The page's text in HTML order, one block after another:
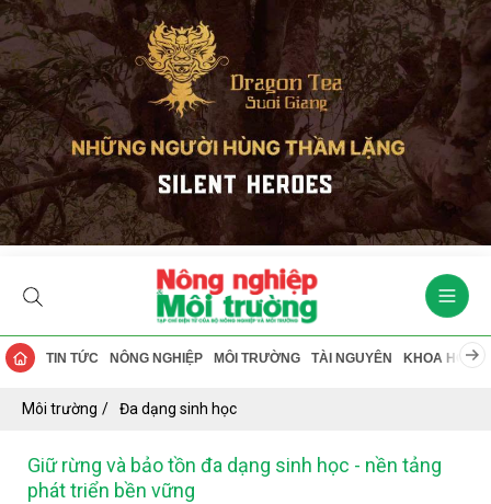
TIN TỨC NÔNG NGHIỆP MÔI TRƯỜNG TÀI NGUYÊN KHOA HỌC
Môi trường Đa dạng sinh học
Giữ rừng và bảo tồn đa dạng sinh học - nền tảng
phát triển bền vững